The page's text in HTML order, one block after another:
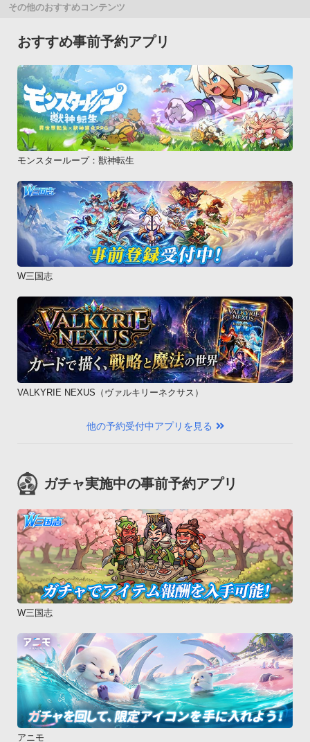
その他のおすすめコンテンツ
おすすめ事前予約アプリ
モンスターループ：獣神転生
W三国志
VALKYRIE NEXUS（ヴァルキリーネクサス）
他の予約受付中アプリを見る
ガチャ実施中の事前予約アプリ
W三国志
アニモ